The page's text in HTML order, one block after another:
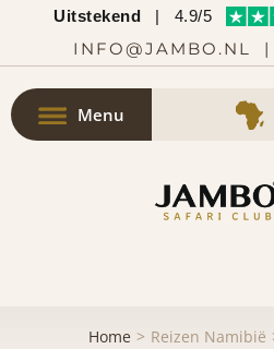
Uitstekend | 4.9/5
INFO@JAMBO.NL |
Menu
Home Reizen Namibië